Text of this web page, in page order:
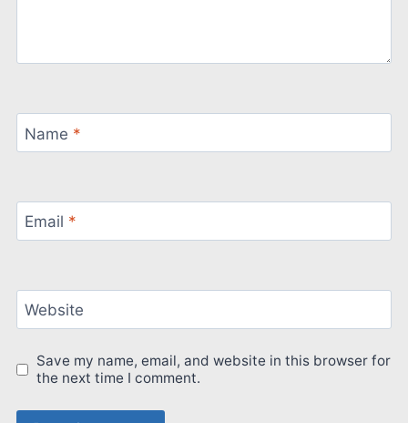
Name *
Email *
Website
Save my name, email, and website in this browser for
the next time I comment.